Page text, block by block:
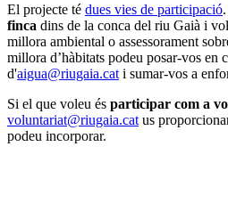
El projecte té dues vies de participació
finca dins de la conca del riu Gaià i
millora ambiental o assessorament
millora d’hàbitats podeu posar-vos en
d'aigua@riugaia.cat i sumar-vos a
Si el que voleu és participar com a
voluntariat@riugaia.cat us
podeu incorporar.